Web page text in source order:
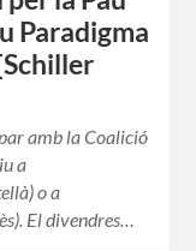
Paradigma
amb la Coalició
a
o a
El divendres…